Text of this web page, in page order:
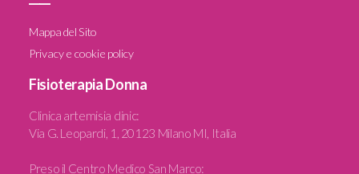
Mappa del Sito
Privacy e cookie policy
Fisioterapia Donna
Clinica artemisia clinic:
Via G. Leopardi, 1, 20123 Milano MI, Italia
Preso il Centro Medico San Marco: